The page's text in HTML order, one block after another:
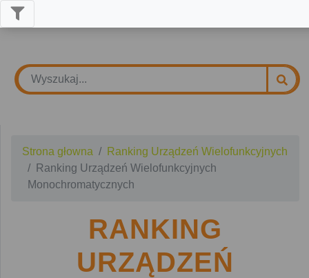
Strona głowna
Ranking Urządzeń Wielofunkcyjnych
Ranking Urządzeń Wielofunkcyjnych
Monochromatycznych
RANKING
URZĄDZEŃ